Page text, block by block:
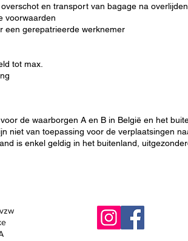
en transport van bagage na
voorwaarden
een gerepatrieerde werknemer
tot max.
de waarborgen A en B in België en het
niet van toepassing voor de verplaatsingen
is enkel geldig in het buitenland,